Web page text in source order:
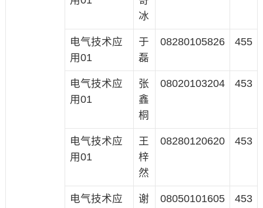
冰
电气技术应
用01
于
磊
08280105826 455
电气技术应
用01
张
鑫
桐
08020103204 453
电气技术应
用01
王
梓
然
08280120620 453
电气技术应
谢
08050101605 453